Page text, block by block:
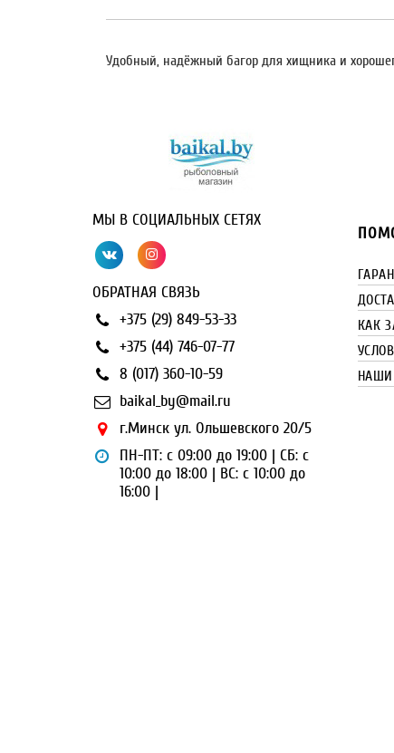
Удобный, надёжный багор для хищника и
МЫ В СОЦИАЛЬНЫХ СЕТЯХ
ОБРАТНАЯ СВЯЗЬ
+375 (29) 849-53-33
+375 (44) 746-07-77
8 (017) 360-10-59
baikal_by@mail.ru
г.Минск ул. Ольшевского 20/5
ПН-ПТ: с 09:00 до 19:00 | СБ: с
10:00 до 18:00 | ВС: с 10:00 до
16:00 |
КАК
НАШИ